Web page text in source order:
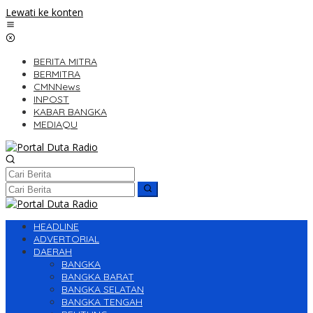
Lewati ke konten
BERITA MITRA
BERMITRA
CMNNews
INPOST
KABAR BANGKA
MEDIAQU
HEADLINE
ADVERTORIAL
DAERAH
BANGKA
BANGKA BARAT
BANGKA SELATAN
BANGKA TENGAH